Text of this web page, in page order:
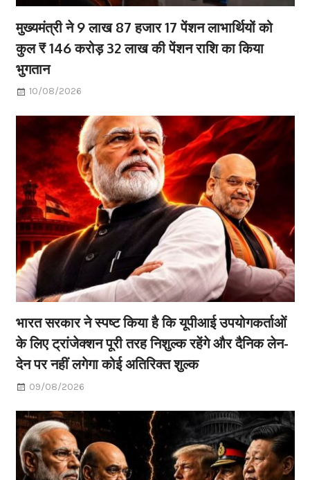
मुख्यमंत्री ने 9 लाख 87 हजार 17 पेंशन लाभार्थियों को
कुल ₹ 146 करोड़ 32 लाख की पेंशन राशि का किया
भुगतान
10/08/2026
भारत सरकार ने स्पष्ट किया है कि यूपीआई उपयोगकर्ताओं
के लिए ट्रांजेक्शन पूरी तरह निशुल्क रहेंगे और दैनिक लेन-
देन पर नहीं लगेगा कोई अतिरिक्त शुल्क
09/08/2026